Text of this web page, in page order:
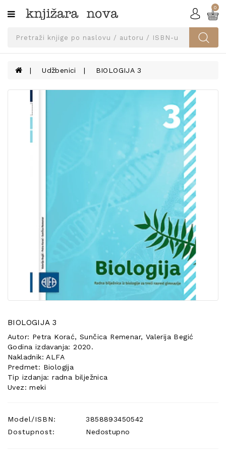
Kategorije
SVEUČILIŠNA
UDŽBENICI
KNJIGE
PRIBOR
OPREMA
POSEBNA
PONUDA
0
Udžbenici BIOLOGIJA 3
BIOLOGIJA 3
Autor: Petra Korać, Sunčica Remenar, Valerija Begić
Godina izdavanja: 2020.
Nakladnik: ALFA
Predmet: Biologija
Tip izdanja: radna bilježnica
Uvez: meki
Model/ISBN:
3858893450542
Dostupnost:
Nedostupno